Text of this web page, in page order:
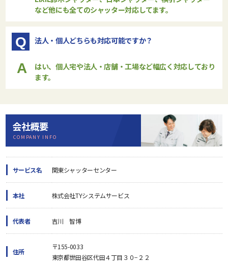
など他にも全てのシャッター対応してます。
Q 法人・個人どちらも対応可能ですか？
A
はい、個人宅や法人・店舗・工場など幅広く対応しており
ます。
会社概要
COMPANY INFO
サービス名 関東シャッターセンター
本社 株式会社TYシステムサービス
代表者 吉川 智博
住所
〒155-0033
東京都世田谷区代田４丁目３０−２２